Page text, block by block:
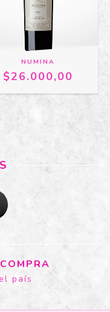
NUMINA
$26.000,00
país